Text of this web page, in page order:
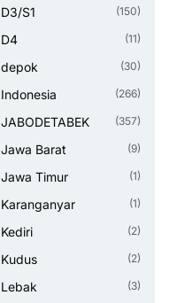
D3/S1 (150)
D4 (11)
depok (30)
Indonesia (266)
JABODETABEK (357)
Jawa Barat (9)
Jawa Timur (1)
Karanganyar (1)
Kediri (2)
Kudus (2)
Lebak (3)